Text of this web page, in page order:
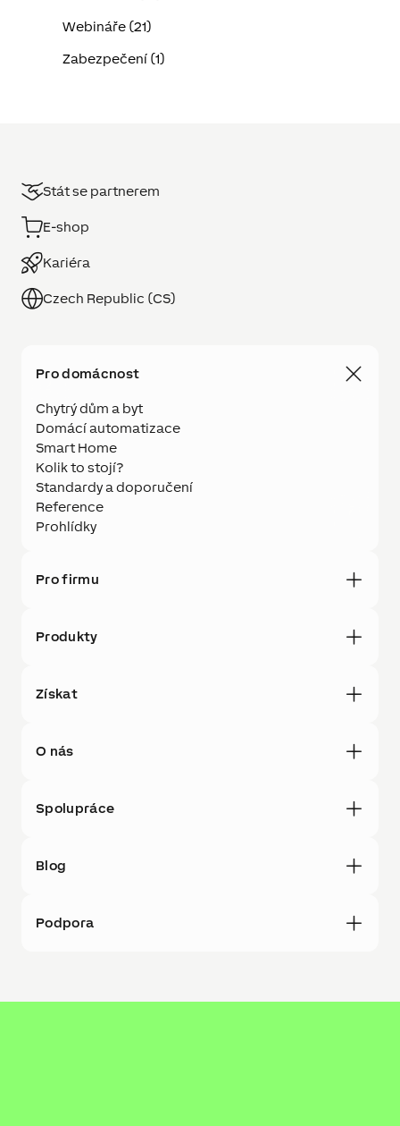
Webináře (21)
Zabezpečení (1)
Stát se partnerem
E-shop
Kariéra
Czech Republic (CS)
Pro domácnost
Chytrý dům a byt
Domácí automatizace
Smart Home
Kolik to stojí?
Standardy a doporučení
Reference
Prohlídky
Pro firmu
Produkty
Získat
O nás
Spolupráce
Blog
Podpora